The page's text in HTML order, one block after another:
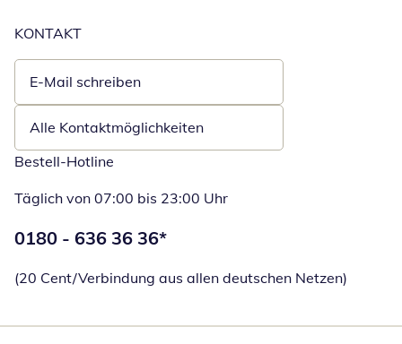
KONTAKT
E-Mail schreiben
Öffnet E-Mail-Client
Alle Kontaktmöglichkeiten
Bestell-Hotline
Täglich von 07:00 bis 23:00 Uhr
Telefonnummer:
0180 - 636 36 36*
(20 Cent/Verbindung aus allen deutschen Netzen)